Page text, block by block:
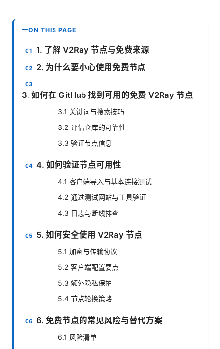
ON THIS PAGE
1. 了解 V2Ray 节点与免费来源
2. 为什么要小心使用免费节点
3. 如何在 GitHub 找到可用的免费 V2Ray 节点
3.1 关键词与搜索技巧
3.2 评估仓库的可靠性
3.3 验证节点信息
4. 如何验证节点可用性
4.1 客户端导入与基本连接测试
4.2 通过测试网站与工具验证
4.3 日志与断线排查
5. 如何安全使用 V2Ray 节点
5.1 加密与传输协议
5.2 客户端配置要点
5.3 额外隐私保护
5.4 节点轮换策略
6. 免费节点的常见风险与替代方案
6.1 风险清单